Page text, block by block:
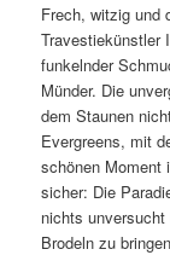
Frech, witzig und
Travestiekünstler
funkelnder
Münder. Die
dem Staunen
Evergreens, mit
schönen Moment
sicher: Die
nichts
Brodeln zu